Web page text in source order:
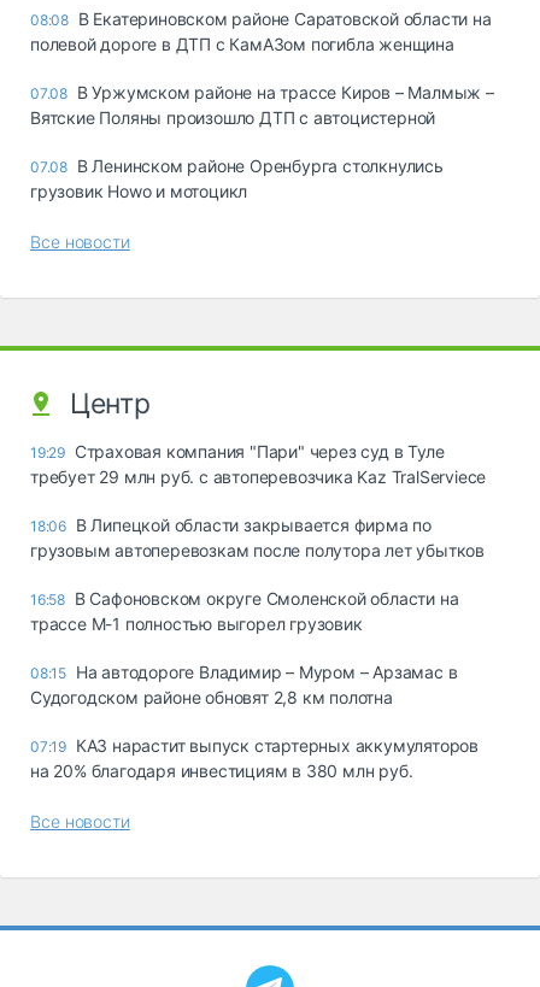
08:08 В Екатериновском районе Саратовской области на
полевой дороге в ДТП с КамАЗом погибла женщина
07.08 В Уржумском районе на трассе Киров – Малмыж –
Вятские Поляны произошло ДТП с автоцистерной
07.08 В Ленинском районе Оренбурга столкнулись
грузовик Howo и мотоцикл
Все новости
Центр
19:29 Страховая компания "Пари" через суд в Туле
требует 29 млн руб. с автоперевозчика Kaz TralServiece
18:06 В Липецкой области закрывается фирма по
грузовым автоперевозкам после полутора лет убытков
16:58 В Сафоновском округе Смоленской области на
трассе М-1 полностью выгорел грузовик
08:15 На автодороге Владимир – Муром – Арзамас в
Судогодском районе обновят 2,8 км полотна
07:19 КАЗ нарастит выпуск стартерных аккумуляторов
на 20% благодаря инвестициям в 380 млн руб.
Все новости